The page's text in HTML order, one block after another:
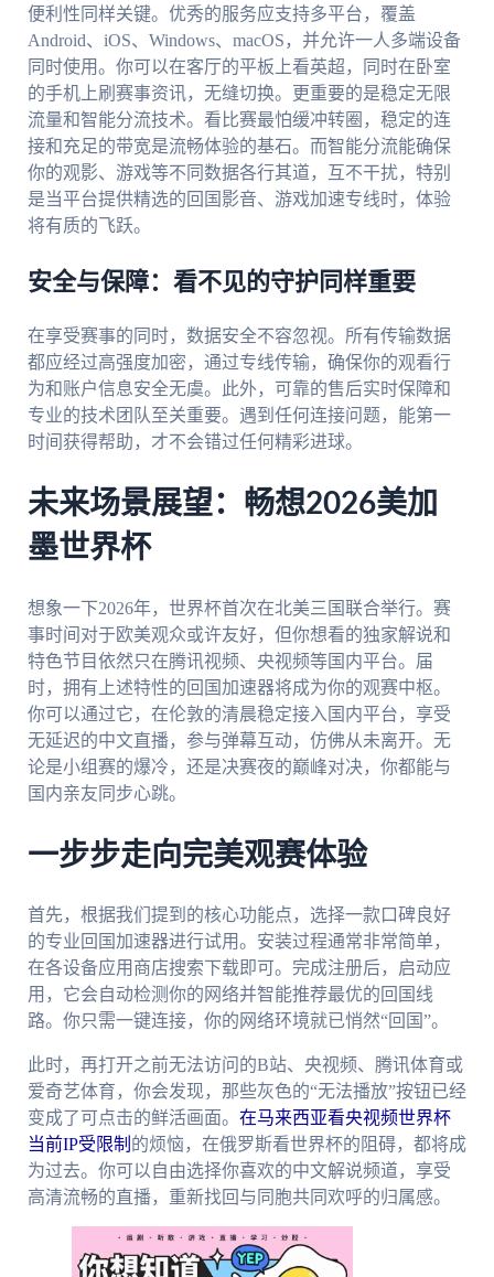
便利性同样关键。优秀的服务应支持多平台，覆盖
Android、iOS、Windows、macOS，并允许一人多端设备
同时使用。你可以在客厅的平板上看英超，同时在卧室
的手机上刷赛事资讯，无缝切换。更重要的是稳定无限
流量和智能分流技术。看比赛最怕缓冲转圈，稳定的连
接和充足的带宽是流畅体验的基石。而智能分流能确保
你的观影、游戏等不同数据各行其道，互不干扰，特别
是当平台提供精选的回国影音、游戏加速专线时，体验
将有质的飞跃。
安全与保障：看不见的守护同样重要
在享受赛事的同时，数据安全不容忽视。所有传输数据
都应经过高强度加密，通过专线传输，确保你的观看行
为和账户信息安全无虞。此外，可靠的售后实时保障和
专业的技术团队至关重要。遇到任何连接问题，能第一
时间获得帮助，才不会错过任何精彩进球。
未来场景展望：畅想2026美加
墨世界杯
想象一下2026年，世界杯首次在北美三国联合举行。赛
事时间对于欧美观众或许友好，但你想看的独家解说和
特色节目依然只在腾讯视频、央视频等国内平台。届
时，拥有上述特性的回国加速器将成为你的观赛中枢。
你可以通过它，在伦敦的清晨稳定接入国内平台，享受
无延迟的中文直播，参与弹幕互动，仿佛从未离开。无
论是小组赛的爆冷，还是决赛夜的巅峰对决，你都能与
国内亲友同步心跳。
一步步走向完美观赛体验
首先，根据我们提到的核心功能点，选择一款口碑良好
的专业回国加速器进行试用。安装过程通常非常简单，
在各设备应用商店搜索下载即可。完成注册后，启动应
用，它会自动检测你的网络并智能推荐最优的回国线
路。你只需一键连接，你的网络环境就已悄然“回国”。
此时，再打开之前无法访问的B站、央视频、腾讯体育或
爱奇艺体育，你会发现，那些灰色的“无法播放”按钮已经
变成了可点击的鲜活画面。 在马来西亚看央视频世界杯
当前IP受限制 的烦恼，在俄罗斯看世界杯的阻碍，都将成
为过去。你可以自由选择你喜欢的中文解说频道，享受
高清流畅的直播，重新找回与同胞共同欢呼的归属感。